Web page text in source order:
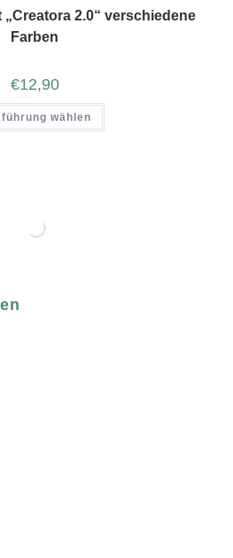
„Creatora 2.0“ verschiedene
Farben
€12,90
wählen